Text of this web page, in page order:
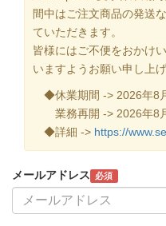
間中はご注文商品の発送
ていただきます。
皆様にはご不便をおかけ
いますようお願い申し上げ
◆休業期間 -> 2026年8
業務再開 -> 2026年8
◆詳細 -> https://
メールアドレス 必須